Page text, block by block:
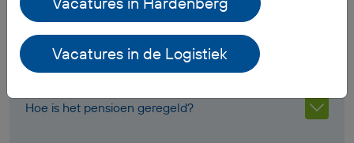
Wanneer ontvang ik mijn salaris?
Ontvang ik werkkleding?
Hoe is het pensioen geregeld?
Vacatures in de Logistiek